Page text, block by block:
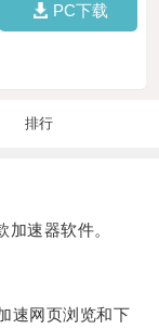
PC下载
排行
速器软件。
网页浏览和下